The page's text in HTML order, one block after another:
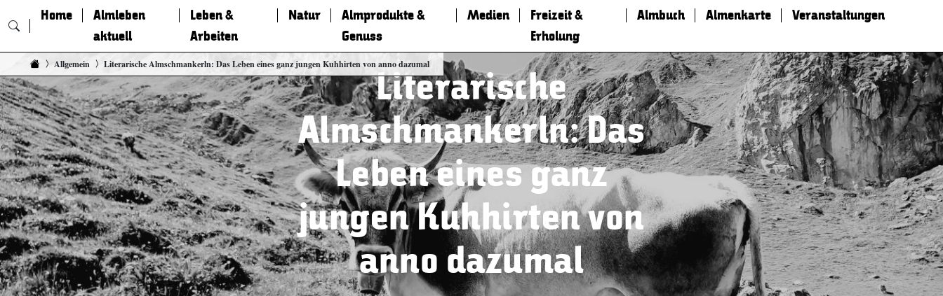
Zum Inhalt springen
Home
Almleben
aktuell
Leben &
Arbeiten
Natur
Almprodukte &
Genuss
Medien
Freizeit &
Erholung
Almbuch Almenkarte Veranstaltungen
Allgemein Literarische Almschmankerln: Das Leben eines ganz jungen Kuhhirten von anno dazumalLiterarische
Almschmankerln: Das
Leben eines ganz
jungen Kuhhirten von
anno dazumal